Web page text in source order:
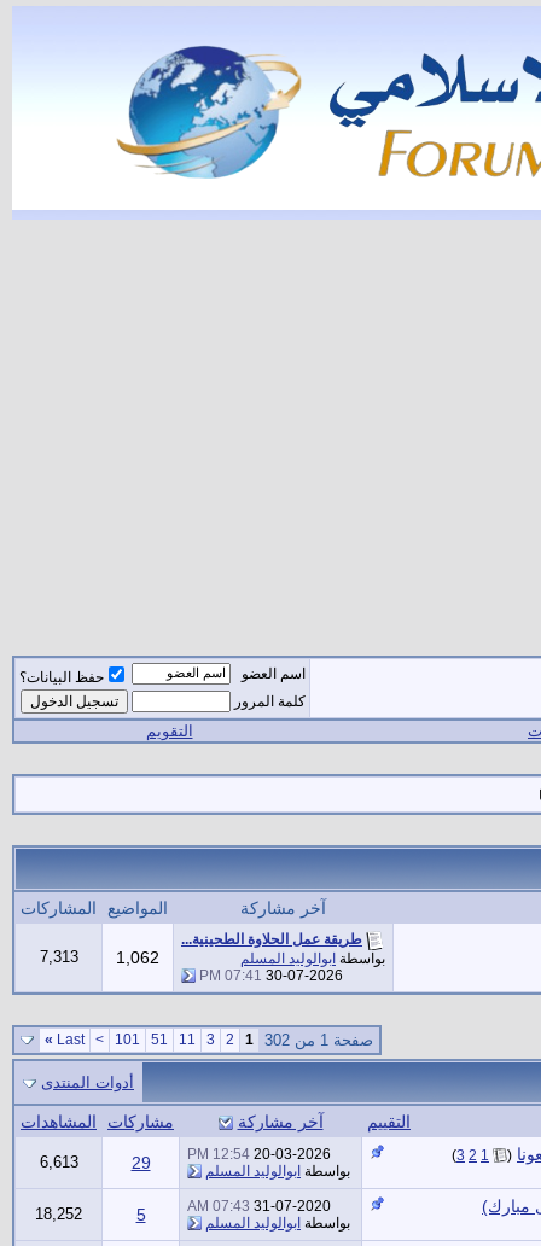
اسم العضو
حفظ البيانات؟
كلمة المرور
التقويم
آخر مشاركة المواضيع المشاركات
طريقة عمل الحلاوة الطحينية...
بواسطة ابوالوليد المسلم
30-07-2026
07:41 PM
1,062
7,313
صفحة 1 من 302 1
2
3
11
51
101
>
Last
»
أدوات المنتدى
التقييم آخر مشاركة مشاركات
المشاهدات
(
1
2
3
)
20-03-2026
12:54 PM
بواسطة ابوالوليد المسلم 29
6,613
مبارك) 31-07-2020
07:43 AM
بواسطة ابوالوليد المسلم 5
18,252